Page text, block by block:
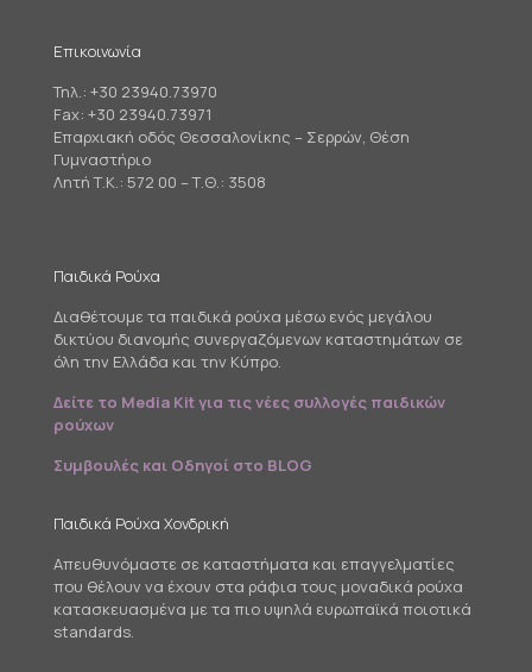
Επικοινωνία
Τηλ.: +30 23940.73970
Fax: +30 23940.73971
Επαρχιακή οδός Θεσσαλονίκης – Σερρών, Θέση
Γυμναστήριο
Λητή Τ.Κ.: 572 00 – Τ.Θ.: 3508
Παιδικά Ρούχα
Διαθέτουμε τα παιδικά ρούχα μέσω ενός μεγάλου
δικτύου διανομής συνεργαζόμενων καταστημάτων σε
όλη την Ελλάδα και την Κύπρο.
Δείτε το Media Kit για τις νέες συλλογές παιδικών
ρούχων
Συμβουλές και Οδηγοί στο BLOG
Παιδικά Ρούχα Χονδρική
Απευθυνόμαστε σε καταστήματα και επαγγελματίες
που θέλουν να έχουν στα ράφια τους μοναδικά ρούχα
κατασκευασμένα με τα πιο υψηλά ευρωπαϊκά ποιοτικά
standards.